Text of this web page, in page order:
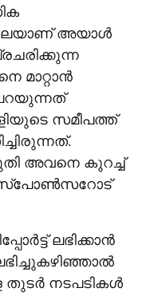
അയാള്‍
മാറ്റാന്‍
സമീപത്ത്
അവനെ കുറച്ച്
സ്‌പോണ്‍സറോട്
ലഭിക്കാന്‍
നടപടികള്‍